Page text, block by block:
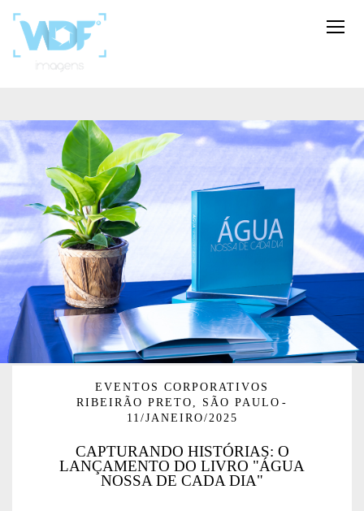
EVENTOS CORPORATIVOS
RIBEIRÃO PRETO, SÃO PAULO
11/JANEIRO/2025
CAPTURANDO HISTÓRIAS: O
LANÇAMENTO DO LIVRO "ÁGUA
NOSSA DE CADA DIA"